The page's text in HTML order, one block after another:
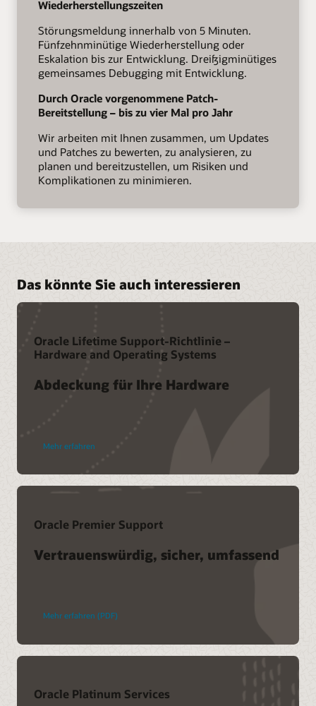
Wiederherstellungszeiten
Störungsmeldung innerhalb von 5 Minuten.
Fünfzehnminütige Wiederherstellung oder
Eskalation bis zur Entwicklung. Dreißigminütiges
gemeinsames Debugging mit Entwicklung.
Durch Oracle vorgenommene Patch-
Bereitstellung – bis zu vier Mal pro Jahr
Wir arbeiten mit Ihnen zusammen, um Updates
und Patches zu bewerten, zu analysieren, zu
planen und bereitzustellen, um Risiken und
Komplikationen zu minimieren.
Das könnte Sie auch interessieren
Oracle Lifetime Support-Richtlinie –
Hardware and Operating Systems
Abdeckung für Ihre Hardware
Mehr erfahren
Oracle Premier Support
Vertrauenswürdig, sicher, umfassend
Mehr erfahren (PDF)
Oracle Platinum Services